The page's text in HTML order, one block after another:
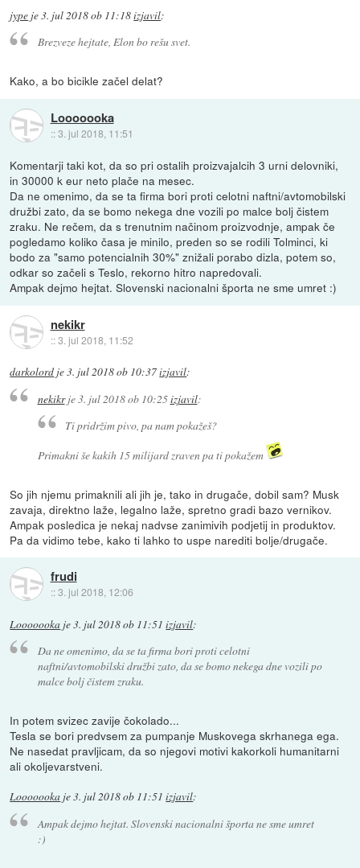
jype je3. jul 2018 ob 11:18izjavil:
Brezveze hejtate, Elon bo rešu svet.
Kako, a bo bicikle začel delat?
Looooooka
::3. jul 2018, 11:51
Komentarji taki kot, da so pri ostalih proizvajalcih 3 urni delovniki,
in 30000 k eur neto plače na mesec.
Da ne omenimo, da se ta firma bori proti celotni naftni/avtomobilski
družbi zato, da se bomo nekega dne vozili po malce bolj čistem
zraku. Ne rečem, da s trenutnim načinom proizvodnje, ampak če
pogledamo koliko časa je minilo, preden so se rodili Tolminci, ki
bodo za "samo potencialnih 30%" znižali porabo dizla, potem so,
odkar so začeli s Teslo, rekorno hitro napredovali.
Ampak dejmo hejtat. Slovenski nacionalni športa ne sme umret :)
nekikr
::3. jul 2018, 11:52
darkolord je3. jul 2018 ob 10:37izjavil:
nekikrje3. jul 2018 ob 10:25izjavil:
Ti pridržim pivo, pa nam pokažeš?
Primakni še kakih 15 milijard zraven pa ti pokažem
So jih njemu primaknili ali jih je, tako in drugače, dobil sam? Musk
zavaja, direktno laže, legalno laže, spretno gradi bazo vernikov.
Ampak posledica je nekaj nadvse zanimivih podjetij in produktov.
Pa da vidimo tebe, kako ti lahko to uspe narediti bolje/drugače.
frudi
::3. jul 2018, 12:06
Looooooka je3. jul 2018 ob 11:51 izjavil:
Da ne omenimo, da se ta firma bori proti celotni
naftni/avtomobilski družbi zato, da se bomo nekega dne vozili po
malce bolj čistem zraku.
In potem svizec zavije čokolado...
Tesla se bori predvsem za pumpanje Muskovega skrhanega ega.
Ne nasedat pravljicam, da so njegovi motivi kakorkoli humanitarni
ali okoljevarstveni.
Looooooka je3. jul 2018 ob 11:51 izjavil:
Ampak dejmo hejtat. Slovenski nacionalni športa ne sme umret
:)